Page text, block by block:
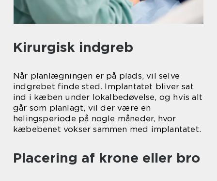
Kirurgisk indgreb
Når planlægningen er på plads, vil selve
indgrebet finde sted. Implantatet bliver sat
ind i kæben under lokalbedøvelse, og hvis alt
går som planlagt, vil der være en
helingsperiode på nogle måneder, hvor
kæbebenet vokser sammen med implantatet.
Placering af krone eller bro